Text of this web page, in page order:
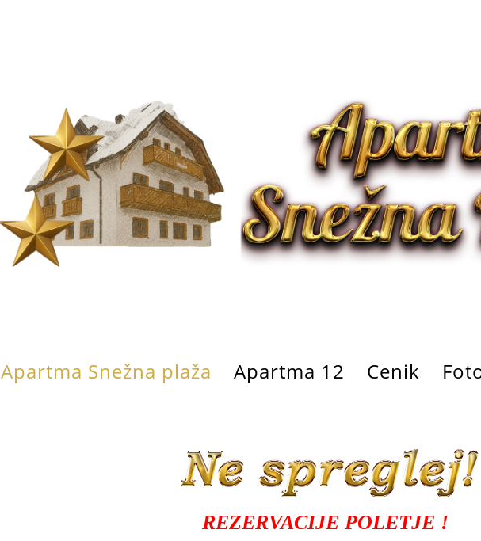
Apartma Snežna plaža Apartma 12 Cenik
REZERVACIJE POLETJE !